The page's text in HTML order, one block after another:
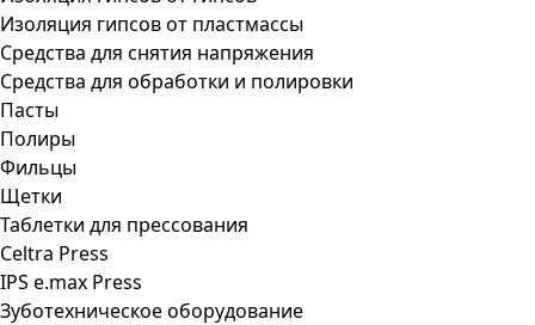
Изоляция гипсов от пластмассы
Средства для снятия напряжения
Средства для обработки и полировки
Пасты
Полиры
Фильцы
Щетки
Таблетки для прессования
Celtra Press
IPS e.max Press
Зуботехническое оборудование